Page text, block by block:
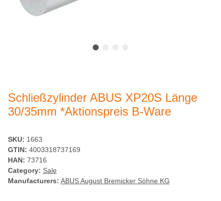
Schließzylinder ABUS XP20S Länge
30/35mm *Aktionspreis B-Ware
SKU: 1663
GTIN: 4003318737169
HAN: 73716
Category: Sale
Manufacturers: ABUS August Bremicker Söhne KG